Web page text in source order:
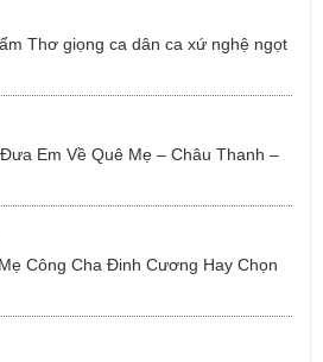
Thơ giọng ca dân ca xứ nghệ ngọt
Em Về Quê Mẹ – Châu Thanh –
Công Cha Đinh Cương Hay Chọn